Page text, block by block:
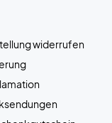
widerrufen